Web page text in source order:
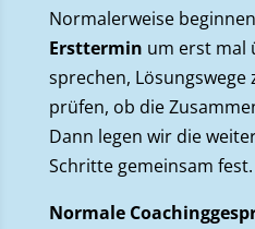
Normalerweise
Ersttermin um erst mal
sprechen, Lösungswege
prüfen, ob die
Dann legen wir die
Schritte gemeinsam fest.
Normale